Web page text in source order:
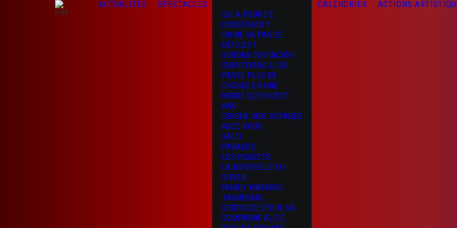
ACTUALITÉS
SPECTACLES
QUI A PEUR DE
LYSISTRATA ?
ON NE VA PAS SE
DÉFILER !
SEÑORA TENTACIÓN
CUENTISTAS, IL SE
PASSE PLUS DE
CHOSES EN UNE
HEURE QU’EN CENT
ANS
ODISEA, NOS VOYAGES
AVEC VOUS
SALTI
PARADES
LES INQUIETS
LA MERVEILLE DU
SIÈCLE
FAMILY MACHINE
J’AIMERAIS…
GERTRUDE STEIN, SA
COMPAGNE ALICE
CALENDRIER ACTIONS